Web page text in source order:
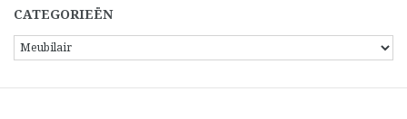
CATEGORIEËN